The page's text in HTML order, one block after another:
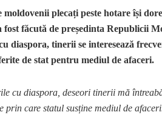
plecați peste hotare își
fost făcută de președinta Republicii
diaspora, tinerii se interesează
de stat pentru mediul de afaceri.
cu diaspora, deseori tinerii mă
prin care statul susține mediul de